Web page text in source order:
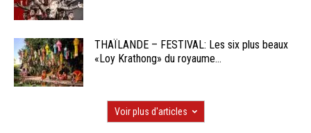
THAÏLANDE – FESTIVAL: Les six plus beaux
«Loy Krathong» du royaume...
Voir plus d'articles